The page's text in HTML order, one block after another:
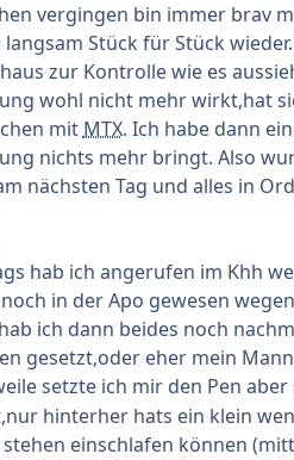
vergingen bin immer brav
langsam Stück für Stück
zur Kontrolle wie es
wohl nicht mehr wirkt,hat
mit MTX. Ich habe dann
nichts mehr bringt. Also
nächsten Tag und alles in
hab ich angerufen im Khh
in der Apo gewesen
ich dann beides noch
gesetzt,oder eher mein
setzte ich mir den Pen aber
hinterher hats ein klein
einschlafen können